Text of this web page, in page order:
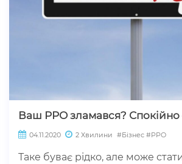
Ваш РРО зламався? Спокійно
04.11.2020 2 Хвилини #Бізнес #РРО
Таке буває рідко, але може